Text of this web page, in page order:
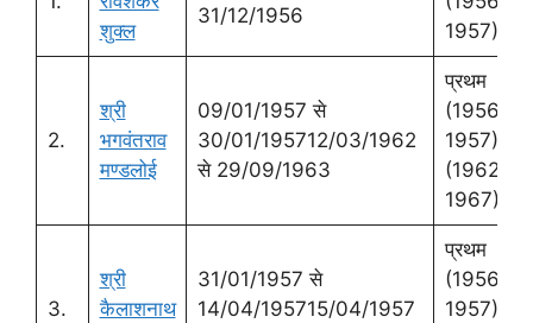
शुक्‍ल
31/12/1956
1957)
2.
श्री
भगवंतराव
मण्‍डलोई
09/01/1957 से
30/01/195712/03/1962
से 29/09/1963
प्रथम
(1956-
(1962-
1967)
3.
श्री
कैलाशनाथ
31/01/1957 से
14/04/195715/04/1957
प्रथम
(1956-